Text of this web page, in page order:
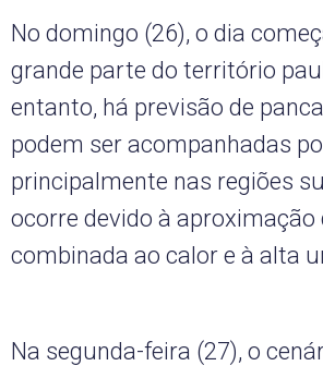
No domingo (26), o dia
grande parte do território
entanto, há previsão de
podem ser acompanhadas
principalmente nas regiões
ocorre devido à
combinada ao calor e à alta
Na segunda-feira (27), o